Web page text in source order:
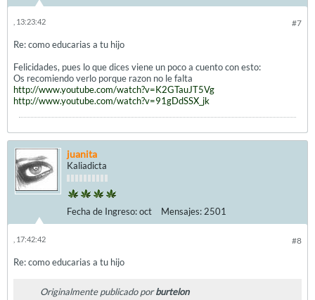
#7
, 13:23:42
Re: como educarias a tu hijo
Felicidades, pues lo que dices viene un poco a cuento con esto:
Os recomiendo verlo porque razon no le falta
http://www.youtube.com/watch?v=K2GTauJT5Vg
http://www.youtube.com/watch?v=91gDdSSX_jk
juanita
Kaliadicta
Fecha de Ingreso:oct Mensajes: 2501
#8
, 17:42:42
Re: como educarias a tu hijo
Originalmente publicado porburtelon